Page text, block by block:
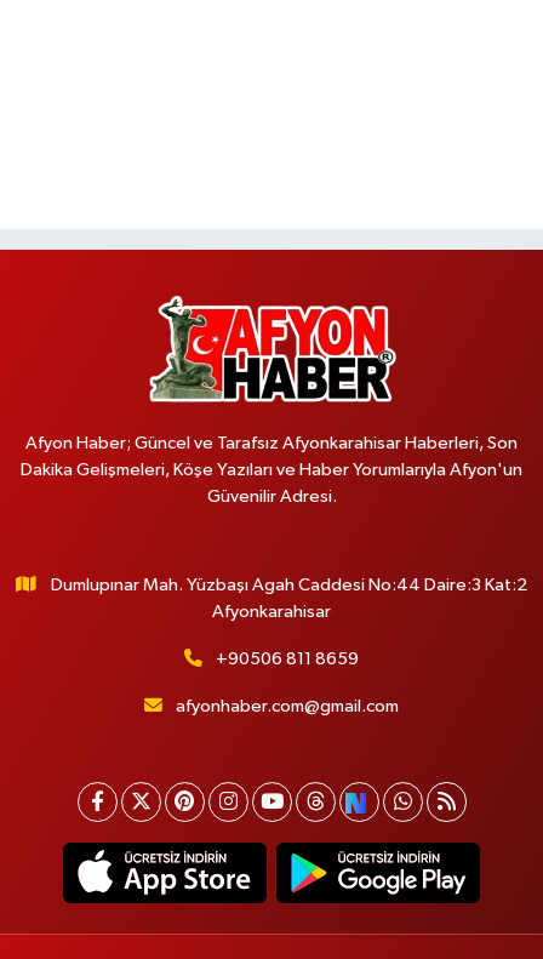
Afyon Haber; Güncel ve Tarafsız Afyonkarahisar Haberleri, Son
Dakika Gelişmeleri, Köşe Yazıları ve Haber Yorumlarıyla Afyon'un
Güvenilir Adresi.
Dumlupınar Mah. Yüzbaşı Agah Caddesi No:44 Daire:3 Kat:2
Afyonkarahisar
+90506 811 8659
afyonhaber.com@gmail.com